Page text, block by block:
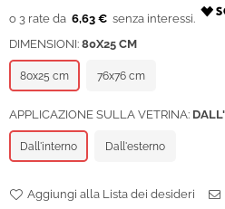
6,63 €
DIMENSIONI: 80X25 CM
80x25 cm 76x76 cm
APPLICAZIONE SULLA VETRINA:
Dall'interno Dall'esterno
Aggiungi alla Lista dei desideri